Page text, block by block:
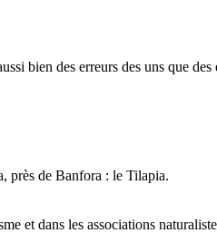
bien des erreurs des uns que
près de Banfora : le Tilapia.
et dans les associations